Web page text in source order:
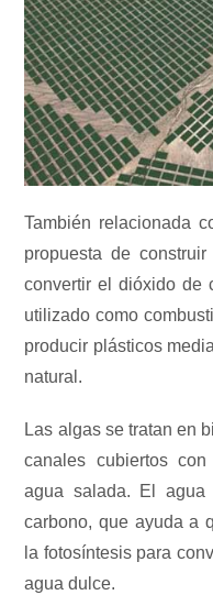
También relacionada
propuesta de
convertir el dióxido de
utilizado como
producir plásticos
natural.
Las algas se tratan en
canales cubiertos
agua salada. El
carbono, que ayuda a
la fotosíntesis para
agua dulce.